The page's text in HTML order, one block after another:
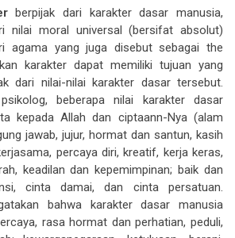
berpijak dari karakter dasar manusia,
nilai moral universal (bersifat absolut)
agama yang juga disebut sebagai the
karakter dapat memiliki tujuan yang
dari nilai-nilai karakter dasar tersebut.
beberapa nilai karakter dasar
kepada Allah dan ciptaann-Nya (alam
jawab, jujur, hormat dan santun, kasih
percaya diri, kreatif, kerja keras,
keadilan dan kepemimpinan; baik dan
cinta damai, dan cinta persatuan.
bahwa karakter dasar manusia
rasa hormat dan perhatian, peduli,